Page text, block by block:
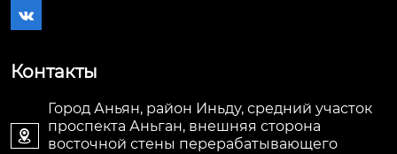

Контакты

Город Аньян, район Иньду, средний участок
проспекта Аньган, внешняя сторона
восточной стены перерабатывающего